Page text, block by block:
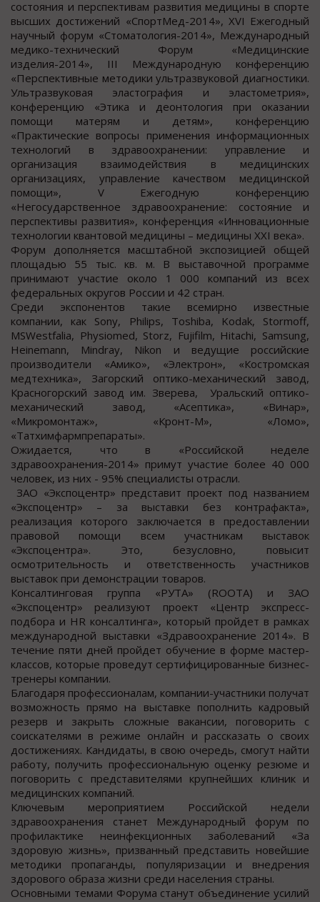
состояния и перспективам развития медицины в спорте
высших достижений «СпортМед-2014», XVI Ежегодный
научный форум «Стоматология-2014», Международный
медико-технический Форум «Медицинские
изделия-2014», III Международную конференцию
«Перспективные методики ультразвуковой диагностики.
Ультразвуковая эластография и эластометрия»,
конференцию «Этика и деонтология при оказании
помощи матерям и детям», конференцию
«Практические вопросы применения информационных
технологий в здравоохранении: управление и
организация взаимодействия в медицинских
организациях, управление качеством медицинской
помощи», V Ежегодную конференцию
«Негосударственное здравоохранение: состояние и
перспективы развития», конференция «Инновационные
технологии квантовой медицины – медицины XXI века».
Форум дополняется масштабной экспозицией общей
площадью 55 тыс. кв. м. В выставочной программе
принимают участие около 1 000 компаний из всех
федеральных округов России и 42 стран.
Среди экспонентов такие всемирно известные
компании, как Sony, Philips, Toshiba, Kodak, Stormoff,
MSWestfalia, Physiomed, Storz, Fujifilm, Hitachi, Sаmsung,
Heinemann, Mindray, Nikon и ведущие российские
производители «Амико», «Электрон», «Костромская
медтехника», Загорский оптико-механический завод,
Красногорский завод им. Зверева, Уральский оптико-
механический завод, «Асептика», «Винар»,
«Микромонтаж», «Кронт-М», «Ломо»,
«Татхимфармпрепараты».
Ожидается, что в «Российской неделе
здравоохранения-2014» примут участие более 40 000
человек, из них - 95% специалисты отрасли.
ЗАО «Экспоцентр» представит проект под названием
«Экспоцентр» – за выставки без контрафакта»,
реализация которого заключается в предоставлении
правовой помощи всем участникам выставок
«Экспоцентра». Это, безусловно, повысит
осмотрительность и ответственность участников
выставок при демонстрации товаров.
Консалтинговая группа «РУТА» (ROOTA) и ЗАО
«Экспоцентр» реализуют проект «Центр экспресс-
подбора и HR консалтинга», который пройдет в рамках
международной выставки «Здравоохранение 2014». В
течение пяти дней пройдет обучение в форме мастер-
классов, которые проведут сертифицированные бизнес-
тренеры компании.
Благодаря профессионалам, компании-участники получат
возможность прямо на выставке пополнить кадровый
резерв и закрыть сложные вакансии, поговорить с
соискателями в режиме онлайн и рассказать о своих
достижениях. Кандидаты, в свою очередь, смогут найти
работу, получить профессиональную оценку резюме и
поговорить с представителями крупнейших клиник и
медицинских компаний.
Ключевым мероприятием Российской недели
здравоохранения станет Международный форум по
профилактике неинфекционных заболеваний «За
здоровую жизнь», призванный представить новейшие
методики пропаганды, популяризации и внедрения
здорового образа жизни среди населения страны.
Основными темами Форума станут объединение усилий